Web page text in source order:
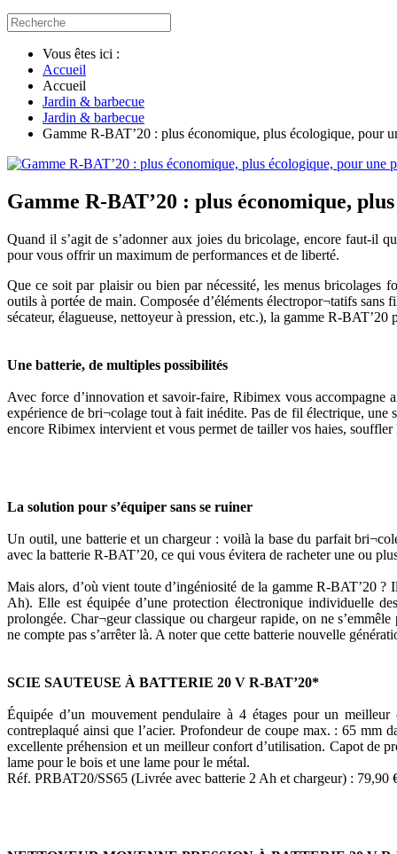
Vous êtes ici :
Accueil
Accueil
Jardin & barbecue
Jardin & barbecue
Gamme R-BAT’20 : plus économique, plus écologique, pour
Gamme R-BAT’20 : plus économique,
Quand il s’agit de s’adonner aux joies du bricolage, encore faut-il
pour vous offrir un maximum de performances et de liberté.
Que ce soit par plaisir ou bien par nécessité, les menus
outils à portée de main. Composée d’éléments électropor¬tatifs
sécateur, élagueuse, nettoyeur à pression, etc.), la gamme R-
Une batterie, de multiples possibilités
Avec force d’innovation et savoir-faire, Ribimex vous accompagne
expérience de bri¬colage tout à fait inédite. Pas de fil électrique,
encore Ribimex intervient et vous permet de tailler vos haies,
La solution pour s’équiper sans se ruiner
Un outil, une batterie et un chargeur : voilà la base du parfait
avec la batterie R-BAT’20, ce qui vous évitera de racheter une ou
Mais alors, d’où vient toute d’ingéniosité de la gamme R-BAT’20
Ah). Elle est équipée d’une protection électronique individuelle
prolongée. Char¬geur classique ou chargeur rapide, on ne
ne compte pas s’arrêter là. A noter que cette batterie nouvelle
SCIE SAUTEUSE À BATTERIE 20 V R-BAT’20*
Équipée d’un mouvement pendulaire à 4 étages pour un
contreplaqué ainsi que l’acier. Profondeur de coupe max. : 65 mm
excellente préhension et un meilleur confort d’utilisation. Capot de
lame pour le bois et une lame pour le métal.
Réf. PRBAT20/SS65 (Livrée avec batterie 2 Ah et chargeur) : 79,90